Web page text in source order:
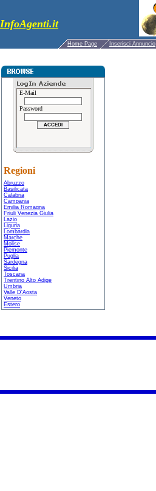
InfoAgenti.it
Home Page Inserisci Annuncio
E-Mail
Password
Regioni
Abruzzo
Basilicata
Calabria
Campania
Emilia Romagna
Friuli Venezia Giulia
Lazio
Liguria
Lombardia
Marche
Molise
Piemonte
Puglia
Sardegna
Sicilia
Toscana
Trentino Alto Adige
Umbria
Valle D'Aosta
Veneto
Estero